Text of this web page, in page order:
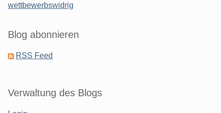
wettbewerbswidrig
Blog abonnieren
RSS Feed
Verwaltung des Blogs